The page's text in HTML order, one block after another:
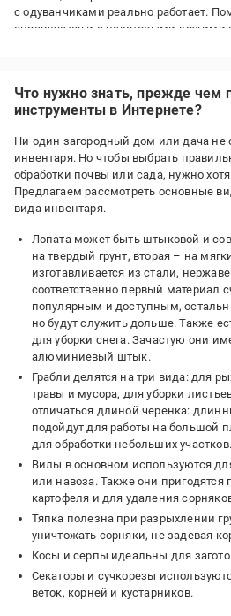
с одуванчиками реально работает.
справляется и с некоторыми
Что нужно знать, прежде чем
инструменты в Интернете?
Ни один загородный дом или дача не
инвентаря. Но чтобы выбрать
обработки почвы или сада, нужно
Предлагаем рассмотреть основные
вида инвентаря.
Лопата может быть штыковой и
на твердый грунт, вторая – на
изготавливается из стали,
соответственно первый материал
популярным и доступным,
но будут служить дольше. Также
для уборки снега. Зачастую они
алюминиевый штык.
Грабли делятся на три вида: для
травы и мусора, для уборки
отличаться длиной черенка:
подойдут для работы на большой
для обработки небольших участков.
Вилы в основном используются
или навоза. Также они
картофеля и для удаления
Тяпка полезна при разрыхлении
уничтожать сорняки, не задевая
Косы и серпы идеальны для
Секаторы и сучкорезы
веток, корней и кустарников.